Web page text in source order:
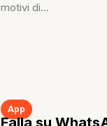
motivi di...
App